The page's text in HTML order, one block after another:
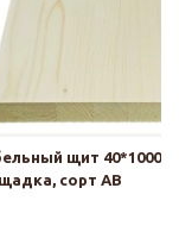
щит
сорт АВ